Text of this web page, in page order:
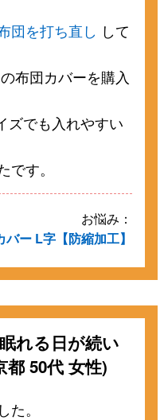
団を打ち直し して
の布団カバーを購入
ズでも入れやすい
す。
お悩み：
バー L字【防縮加工】
れる日が続い
50代 女性)
。